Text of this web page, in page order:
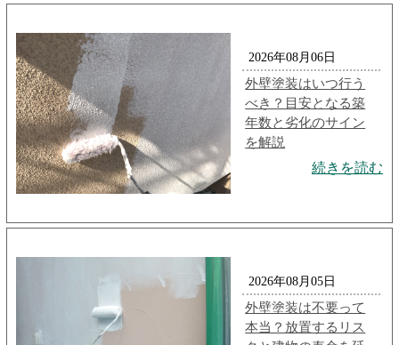
2026年08月06日
外壁塗装はいつ行う
べき？目安となる築
年数と劣化のサイン
を解説
続きを読む
2026年08月05日
外壁塗装は不要って
本当？放置するリス